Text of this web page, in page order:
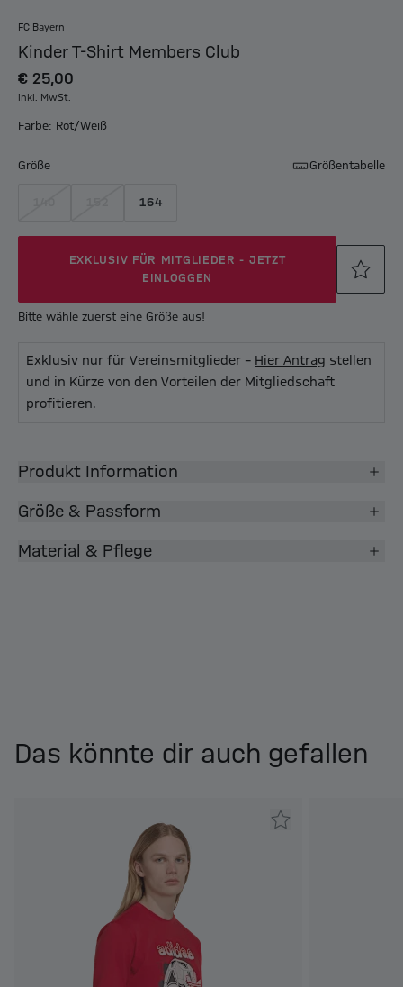
FC Bayern
Kinder T-Shirt Members Club
€ 25,00
inkl. MwSt.
Farbe: Rot/Weiß
Größe Größentabelle
164
EXKLUSIV FÜR MITGLIEDER - JETZT
EINLOGGEN
Bitte wähle zuerst eine Größe aus!
Exklusiv nur für Vereinsmitglieder – Hier Antrag stellen
und in Kürze von den Vorteilen der Mitgliedschaft
profitieren.
Produkt Information
Größe & Passform
Material & Pflege
Das könnte dir auch gefallen